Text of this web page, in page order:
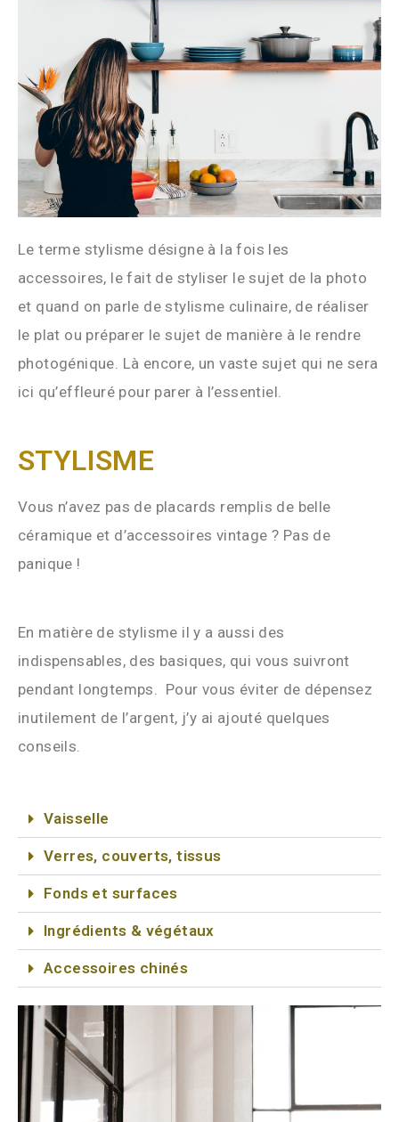
Le terme stylisme désigne à la fois les
accessoires, le fait de styliser le sujet de la photo
et quand on parle de stylisme culinaire, de réaliser
le plat ou préparer le sujet de manière à le rendre
photogénique. Là encore, un vaste sujet qui ne sera
ici qu’effleuré pour parer à l’essentiel.
STYLISME
Vous n’avez pas de placards remplis de belle
céramique et d’accessoires vintage ? Pas de
panique !
En matière de stylisme il y a aussi des
indispensables, des basiques, qui vous suivront
pendant longtemps. Pour vous éviter de dépensez
inutilement de l’argent, j’y ai ajouté quelques
conseils.
Vaisselle
Verres, couverts, tissus
Fonds et surfaces
Ingrédients & végétaux
Accessoires chinés